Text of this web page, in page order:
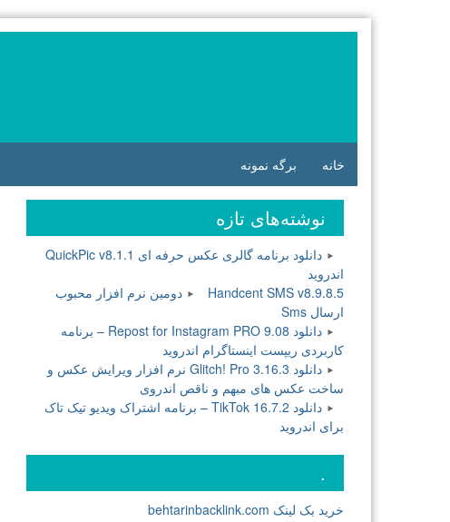
خانه برگه نمونه
نوشته‌های تازه
دانلود برنامه گالری عکس حرفه ای QuickPic v8.1.1
اندروید
Handcent SMS v8.9.8.5 دومین نرم افزار محبوب
ارسال Sms
دانلود Repost for Instagram PRO 9.08 – برنامه
کاربردی ریپست اینستاگرام اندروید
دانلود Glitch! Pro 3.16.3 نرم افزار ویرایش عکس و
ساخت عکس های مبهم و ناقص اندروی
دانلود TikTok 16.7.2 – برنامه اشتراک ویدیو تیک تاک
برای اندروید
.
خرید بک لینک behtarinbacklink.com